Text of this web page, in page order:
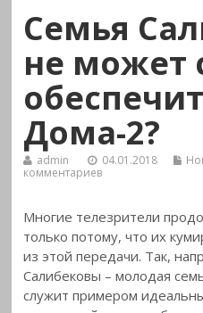
Семья
не может
Дома-2?
admin 04.01.2018
комментариев
Многие телезрители
только потому, что их
из этой передачи. Так,
Салибековы –молодая
служит примером